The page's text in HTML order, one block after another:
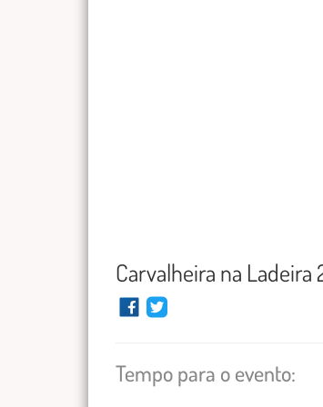
Carvalheira na Ladeira
Tempo para o evento: